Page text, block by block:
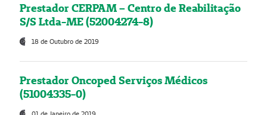
Prestador CERPAM – Centro de Reabilitação
S/S Ltda-ME (52004274-8)
18 de Outubro de 2019
Prestador Oncoped Serviços Médicos
(51004335-0)